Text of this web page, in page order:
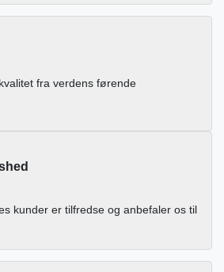
fra verdens førende
kunder er tilfredse og anbefaler os til